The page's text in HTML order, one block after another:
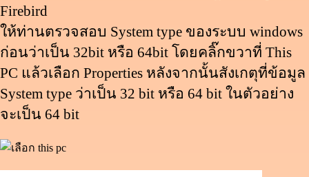
Firebird
ให้ท่านตรวจสอบ System type ของระบบ windows
ก่อนว่าเป็น 32bit หรือ 64bit โดยคลิ๊กขวาที่ This
PC แล้วเลือก Properties หลังจากนั้นสังเกตุที่ข้อมูล
System type ว่าเป็น 32 bit หรือ 64 bit ในตัวอย่าง
จะเป็น 64 bit